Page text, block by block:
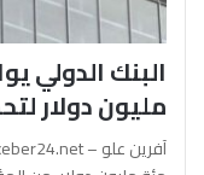
مليون دولار